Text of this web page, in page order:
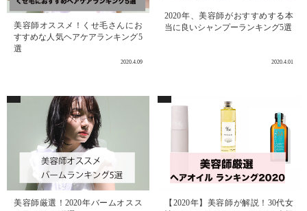
美容師オススメ！くせ毛さんにお
すすめな人気ヘアケアランキング5
選
2020.4.09
2020年、美容師がおすすめする本
当に良いシャンプーランキング5選
2020.4.01
美容師厳選！2020年バームオスス
【2020年】美容師が解説！30代女